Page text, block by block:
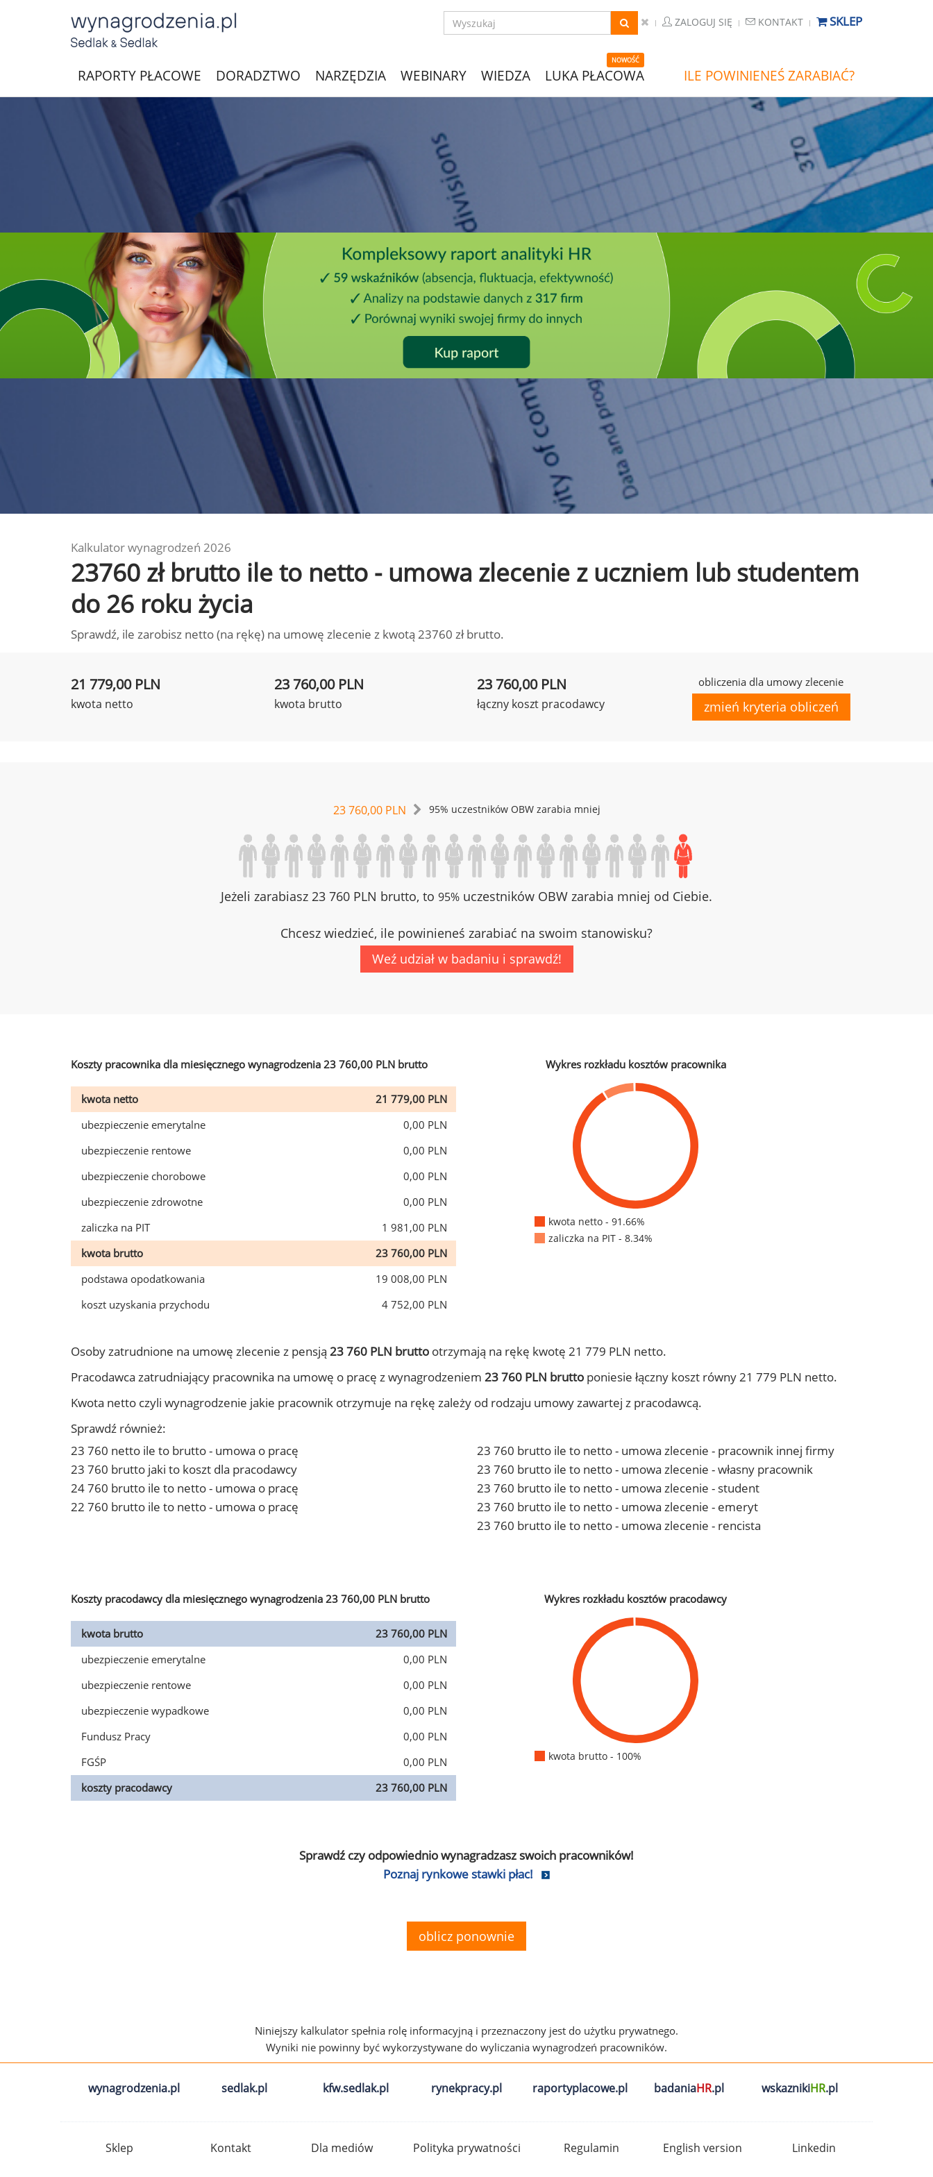
ZALOGUJ SIĘ KONTAKT SKLEP
RAPORTY PŁACOWE DORADZTWO NARZĘDZIA WEBINARY WIEDZA
NOWOŚĆ
LUKA PŁACOWA ILE POWINIENEŚ ZARABIAĆ?
Kalkulator wynagrodzeń 2026
23760 zł brutto ile to netto - umowa zlecenie z uczniem lub studentem
do 26 roku życia
Sprawdź, ile zarobisz netto (na rękę) na umowę zlecenie z kwotą 23760 zł brutto.
21 779,00 PLN
kwota netto
23 760,00 PLN
kwota brutto
23 760,00 PLN
łączny koszt pracodawcy
obliczenia dla umowy zlecenie
zmień kryteria obliczeń
23 760,00 PLN 95% uczestników OBW zarabia mniej
Jeżeli zarabiasz 23 760 PLN brutto, to 95% uczestników OBW zarabia mniej od Ciebie.
Chcesz wiedzieć, ile powinieneś zarabiać na swoim stanowisku?
Weź udział w badaniu i sprawdź!
Koszty pracownika dla miesięcznego wynagrodzenia 23 760,00 PLN brutto
kwota netto
21 779,00 PLN
ubezpieczenie emerytalne
0,00 PLN
ubezpieczenie rentowe
0,00 PLN
ubezpieczenie chorobowe
0,00 PLN
ubezpieczenie zdrowotne
0,00 PLN
zaliczka na PIT
1 981,00 PLN
kwota brutto
23 760,00 PLN
podstawa opodatkowania
19 008,00 PLN
koszt uzyskania przychodu
4 752,00 PLN
Wykres rozkładu kosztów pracownika
kwota netto - 91.66%
zaliczka na PIT - 8.34%
Osoby zatrudnione na umowę zlecenie z pensją 23 760 PLN brutto otrzymają na rękę kwotę 21 779 PLN netto.
Pracodawca zatrudniający pracownika na umowę o pracę z wynagrodzeniem 23 760 PLN brutto poniesie łączny koszt równy 21 779 PLN netto.
Kwota netto czyli wynagrodzenie jakie pracownik otrzymuje na rękę zależy od rodzaju umowy zawartej z pracodawcą.
Sprawdź również:
23 760 netto ile to brutto - umowa o pracę
23 760 brutto jaki to koszt dla pracodawcy
24 760 brutto ile to netto - umowa o pracę
22 760 brutto ile to netto - umowa o pracę
23 760 brutto ile to netto - umowa zlecenie - pracownik innej firmy
23 760 brutto ile to netto - umowa zlecenie - własny pracownik
23 760 brutto ile to netto - umowa zlecenie - student
23 760 brutto ile to netto - umowa zlecenie - emeryt
23 760 brutto ile to netto - umowa zlecenie - rencista
Koszty pracodawcy dla miesięcznego wynagrodzenia 23 760,00 PLN brutto
kwota brutto
23 760,00 PLN
ubezpieczenie emerytalne
0,00 PLN
ubezpieczenie rentowe
0,00 PLN
ubezpieczenie wypadkowe
0,00 PLN
Fundusz Pracy
0,00 PLN
FGŚP
0,00 PLN
koszty pracodawcy
23 760,00 PLN
Wykres rozkładu kosztów pracodawcy
kwota brutto - 100%
Sprawdź czy odpowiednio wynagradzasz swoich pracowników!
Poznaj rynkowe stawki płac!
oblicz ponownie
Niniejszy kalkulator spełnia rolę informacyjną i przeznaczony jest do użytku prywatnego.
Wyniki nie powinny być wykorzystywane do wyliczania wynagrodzeń pracowników.
wynagrodzenia.pl sedlak.pl kfw.sedlak.pl rynekpracy.pl raportyplacowe.pl badaniaHR.pl wskaznikiHR.pl
Sklep Kontakt Dla mediów Polityka prywatności Regulamin English version Linkedin